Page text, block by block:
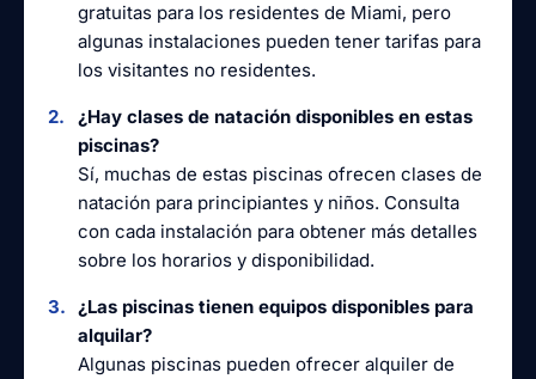
gratuitas para los residentes de Miami, pero
algunas instalaciones pueden tener tarifas para
los visitantes no residentes.
¿Hay clases de natación disponibles en estas
piscinas?
Sí, muchas de estas piscinas ofrecen clases de
natación para principiantes y niños. Consulta
con cada instalación para obtener más detalles
sobre los horarios y disponibilidad.
¿Las piscinas tienen equipos disponibles para
alquilar?
Algunas piscinas pueden ofrecer alquiler de